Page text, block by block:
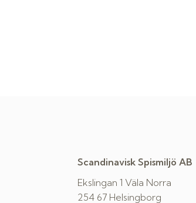
Scandinavisk Spismiljö AB
Ekslingan 1 Väla Norra
254 67 Helsingborg